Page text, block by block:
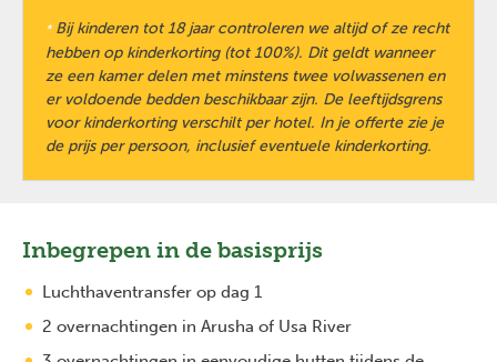
*Bij kinderen tot 18 jaar controleren we altijd of ze recht
hebben op kinderkorting (tot 100%). Dit geldt wanneer
ze een kamer delen met minstens twee volwassenen en
er voldoende bedden beschikbaar zijn. De leeftijdsgrens
voor kinderkorting verschilt per hotel. In je offerte zie je
de prijs per persoon, inclusief eventuele kinderkorting.
Inbegrepen in de basisprijs
Luchthaventransfer op dag 1
2 overnachtingen in Arusha of Usa River